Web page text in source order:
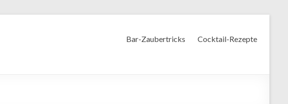
Bar-Zaubertricks Cocktail-Rezepte